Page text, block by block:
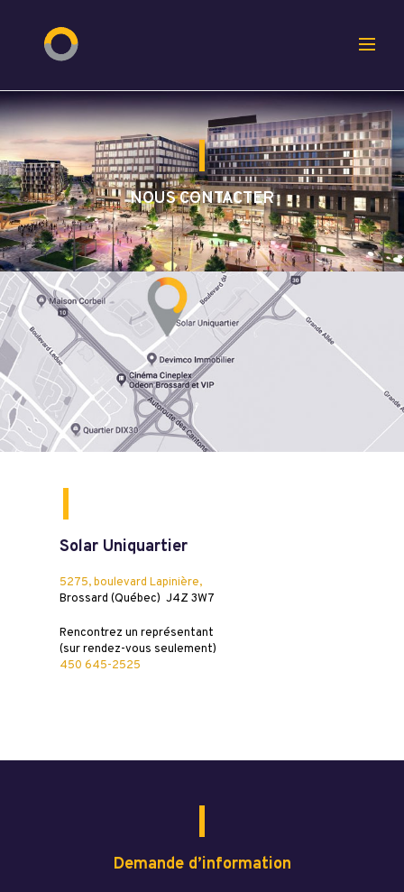
NOUS CONTACTER
Solar Uniquartier
5275, boulevard Lapinière,
Brossard (Québec) J4Z 3W7
Rencontrez un représentant
(sur rendez-vous seulement)
450 645-2525
Demande d’information